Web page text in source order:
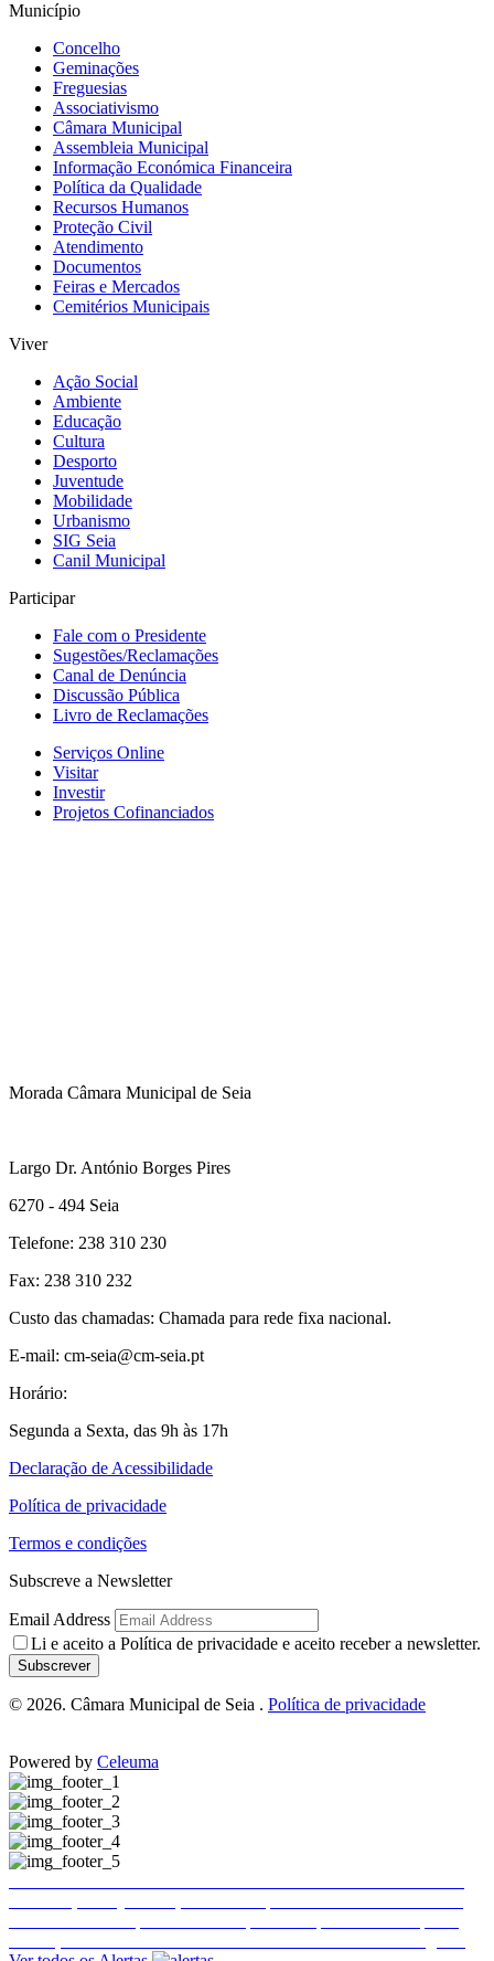
Município
Concelho
Geminações
Freguesias
Associativismo
Câmara Municipal
Assembleia Municipal
Informação Económica Financeira
Política da Qualidade
Recursos Humanos
Proteção Civil
Atendimento
Documentos
Feiras e Mercados
Cemitérios Municipais
Viver
Ação Social
Ambiente
Educação
Cultura
Desporto
Juventude
Mobilidade
Urbanismo
SIG Seia
Canil Municipal
Participar
Fale com o Presidente
Sugestões/Reclamações
Canal de Denúncia
Discussão Pública
Livro de Reclamações
Serviços Online
Visitar
Investir
Projetos Cofinanciados
Morada Câmara Municipal de Seia
Largo Dr. António Borges Pires
6270 - 494 Seia
Telefone: 238 310 230
Fax: 238 310 232
Custo das chamadas: Chamada para rede fixa nacional.
E-mail: cm-seia@cm-seia.pt
Horário:
Segunda a Sexta, das 9h às 17h
Declaração de Acessibilidade
Política de privacidade
Termos e condições
Subscreve a Newsletter
Email Address
Li e aceito a Política de privacidade e aceito receber a newsletter.
Subscrever
© 2026. Câmara Municipal de Seia . Política de privacidade
Powered by Celeuma